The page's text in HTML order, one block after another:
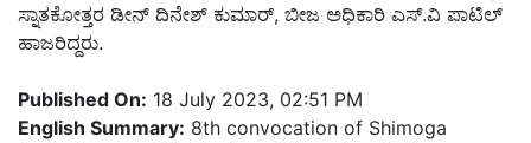
ಸ್ನಾತಕೋತ್ತರ ಡೀನ್ ದಿನೇಶ್ ಕುಮಾರ್, ಬೀಜ ಅಧಿಕಾರಿ ಎಸ್.ವಿ ಪಾಟಿಲ್
ಹಾಜರಿದ್ದರು.
Published On: 18 July 2023, 02:51 PM
English Summary: 8th convocation of Shimoga